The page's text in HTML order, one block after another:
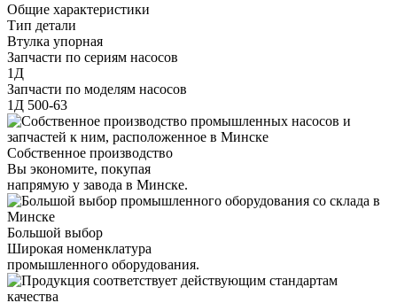
Общие характеристики
Тип детали
Втулка упорная
Запчасти по сериям насосов
1Д
Запчасти по моделям насосов
1Д 500-63
Собственное производство
Вы экономите, покупая
напрямую у завода в Минске.
Большой выбор
Широкая номенклатура
промышленного оборудования.